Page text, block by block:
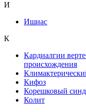
И
Ишиас
К
Кардиалгии
происхождения
Кифоз
Корешковый
Колит